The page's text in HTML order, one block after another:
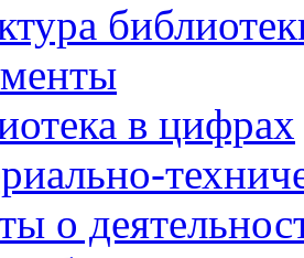
в цифрах
о